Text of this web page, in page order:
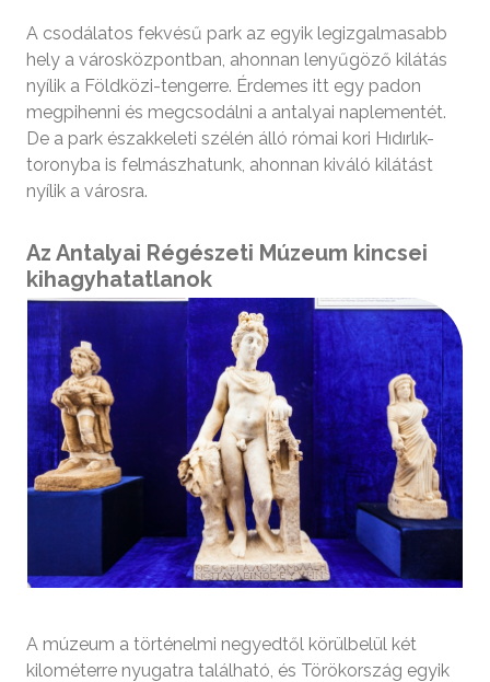
A csodálatos fekvésű park az egyik legizgalmasabb
hely a városközpontban, ahonnan lenyűgöző kilátás
nyílik a Földközi-tengerre. Érdemes itt egy padon
megpihenni és megcsodálni a antalyai naplementét.
De a park északkeleti szélén álló római kori Hıdırlık-
toronyba is felmászhatunk, ahonnan kiváló kilátást
nyílik a városra.
Az Antalyai Régészeti Múzeum kincsei
kihagyhatatlanok
A múzeum a történelmi negyedtől körülbelül két
kilométerre nyugatra található, és Törökország egyik